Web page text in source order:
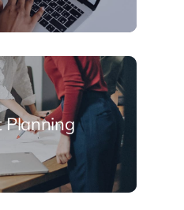
Planning